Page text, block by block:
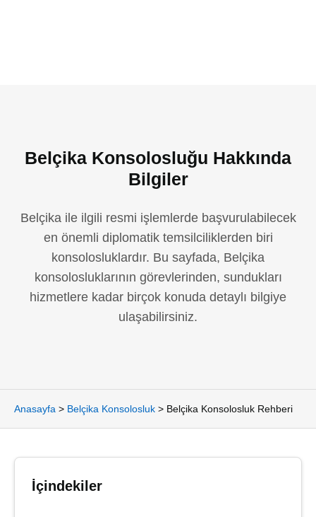
Belçika Konsolosluğu Hakkında
Bilgiler
Belçika ile ilgili resmi işlemlerde başvurulabilecek
en önemli diplomatik temsilciliklerden biri
konsolosluklardır. Bu sayfada, Belçika
konsolosluklarının görevlerinden, sundukları
hizmetlere kadar birçok konuda detaylı bilgiye
ulaşabilirsiniz.
Anasayfa > Belçika Konsolosluk > Belçika Konsolosluk Rehberi
İçindekiler